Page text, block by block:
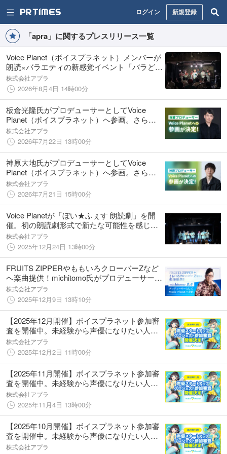
ログイン 新規登録
「apra」に関するプレスリリース一覧
Voice Planet（ボイスプラネット）メンバーが
朗読×バラエティの新感覚イベント「バラど
く！」に出演。プロとの共演や即興劇で実践
的な表現力を磨く。
株式会社アプラ
2026年8月4日 14時00分
板倉光隆氏がプロデューサーとしてVoice
Planet（ボイスプラネット）へ参画。さらな
る声を使った活動の可能性拡大に期待。
株式会社アプラ
2026年7月22日 13時00分
神原大地氏がプロデューサーとしてVoice
Planet（ボイスプラネット）へ参画。さらな
る声を使った活動の可能性拡大に期待。
株式会社アプラ
2026年7月21日 15時00分
Voice Planetが「ぼい★ふぇす 朗読劇」を開
催。初の朗読劇形式で新たな可能性を感じる
イベントに。
株式会社アプラ
2025年12月24日 13時00分
FRUITS ZIPPERやももいろクローバーZなど
へ楽曲提供！michitomo氏がプロデューサーと
してMusic Planet（ミュージックプラネッ
ト）へ参画
株式会社アプラ
2025年12月9日 13時10分
【2025年12月開催】ボイスプラネット参加審
査を開催中。未経験から声優になりたい人を
募集中。
株式会社アプラ
2025年12月2日 11時00分
【2025年11月開催】ボイスプラネット参加審
査を開催中。未経験から声優になりたい人を
募集中。
株式会社アプラ
2025年11月4日 13時00分
【2025年10月開催】ボイスプラネット参加審
査を開催中。未経験から声優になりたい人を
募集中。
株式会社アプラ